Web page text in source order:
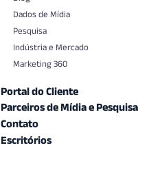
Dados de Mídia
Pesquisa
Indústria e Mercado
Marketing 360
Portal do Cliente
Parceiros de Mídia e Pesquisa
Contato
Escritórios